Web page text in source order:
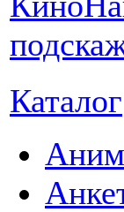
Каталог